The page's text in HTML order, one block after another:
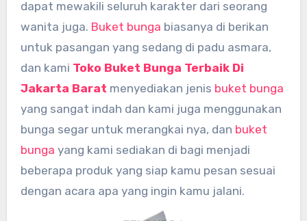
dapat mewakili seluruh karakter dari seorang
wanita juga. Buket bunga biasanya di berikan
untuk pasangan yang sedang di padu asmara,
dan kami Toko Buket Bunga Terbaik Di
Jakarta Barat menyediakan jenis buket bunga
yang sangat indah dan kami juga menggunakan
bunga segar untuk merangkai nya, dan buket
bunga yang kami sediakan di bagi menjadi
beberapa produk yang siap kamu pesan sesuai
dengan acara apa yang ingin kamu jalani.